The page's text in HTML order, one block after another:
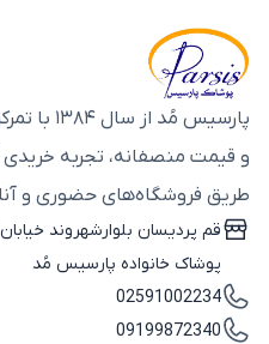
سلیقه و استایل
مدل‌های بارانی کتان زنانه
بارانی کتان:مدل کمربنددار
رسمی که همیشه جزو
بارانی کتان کوتاه:گزینه‌ای
روزمره که آزادی حرکت
بارانی کتان بلند: برای
رسمی‌تر انتخاب مناسبی
پارسیس مُد از سال ۱۳۸۴ با تمرکز بر تولید
و قیمت منصفانه، تجربه خریدی
طریق فروشگاه‌های حضوری و
قم پردیسان بلوارشهروند
پوشاک خانواده پارسیس مُد
02591002234
09199872340